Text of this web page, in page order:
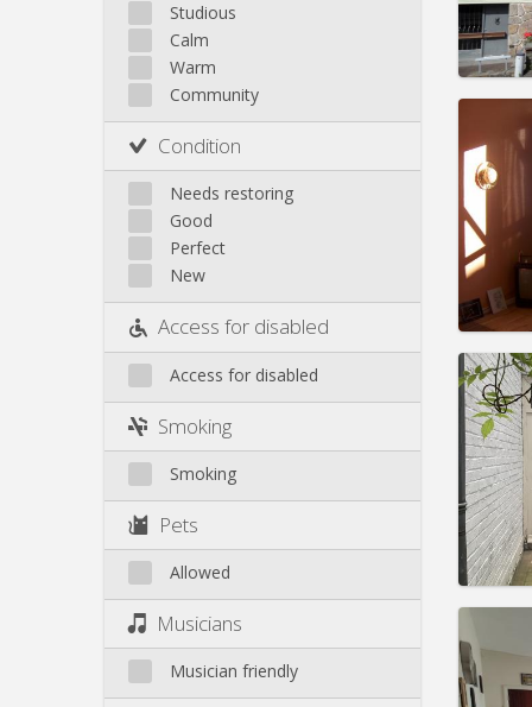
Saint-Léonard
Sainte-Walburge
Liege
Studious
Calm
Warm
Community
Condition
Needs restoring
Good
Perfect
New
Access for disabled
Access for disabled
Smoking
Smoking
Pets
Allowed
Musicians
Musician friendly
Rent:
Charges:
Rent:
Charges:
Rent:
Charges: